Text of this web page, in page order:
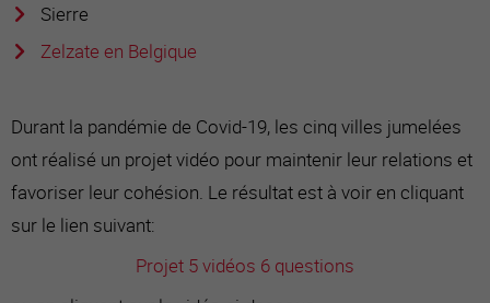
Sierre
Zelzate en Belgique
Durant la pandémie de Covid-19, les cinq villes jumelées
ont réalisé un projet vidéo pour maintenir leur relations et
favoriser leur cohésion. Le résultat est à voir en cliquant
sur le lien suivant:
Projet 5 vidéos 6 questions